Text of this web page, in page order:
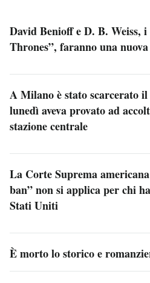
David Benioff e D. B. Weiss,
Thrones”, faranno una
A Milano è stato scarcerato il
lunedì aveva provato ad
stazione centrale
La Corte Suprema
ban” non si applica per chi
Stati Uniti
È morto lo storico e